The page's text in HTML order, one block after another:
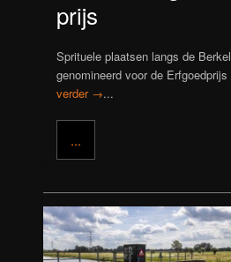
prijs
Sprituele plaatsen langs de
genomineerd voor de
verder →...
...